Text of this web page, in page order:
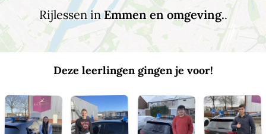
Rijlessen inEmmen en omgeving..
Deze leerlingen gingen je voor!